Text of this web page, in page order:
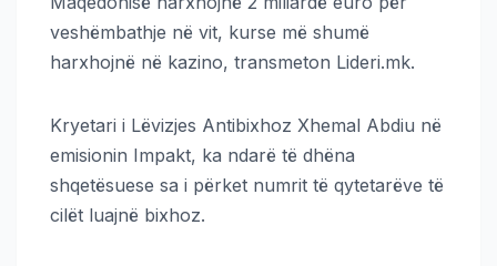
veshëmbathje në vit, kurse më shumë
harxhojnë në kazino, transmeton Lideri.mk.
Kryetari i Lëvizjes Antibixhoz Xhemal Abdiu në
emisionin Impakt, ka ndarë të dhëna
shqetësuese sa i përket numrit të qytetarëve të
cilët luajnë bixhoz.